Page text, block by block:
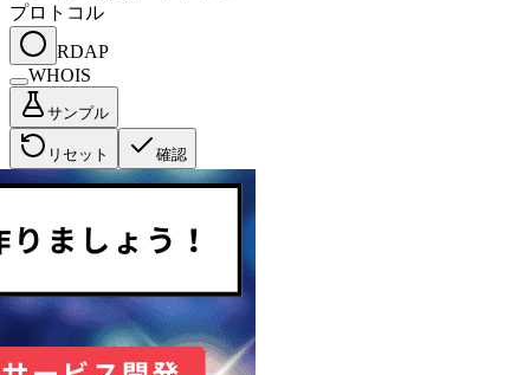
プロトコル
RDAP
WHOIS
サンプル
リセット 確認